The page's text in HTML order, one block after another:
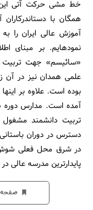
خط مشى حرکت آتى
همگان با
آموزش عالى ایران را
نموده‏ایم. بر مبناى
«سائیسم» جهت تربیت
بوده است. علاوه بر
آمده است. مدارس دوره
تربیت دانشمند
دسترس در دوران
پایدارترین مدرسه عالى